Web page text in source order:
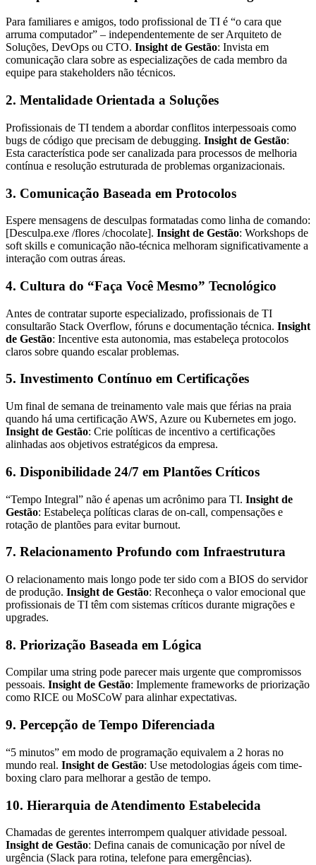
Para familiares e amigos, todo profissional de TI é “o cara que
arruma computador” – independentemente de ser Arquiteto de
Soluções, DevOps ou CTO. Insight de Gestão: Invista em
comunicação clara sobre as especializações de cada membro da
equipe para stakeholders não técnicos.
2. Mentalidade Orientada a Soluções
Profissionais de TI tendem a abordar conflitos interpessoais como
bugs de código que precisam de debugging. Insight de Gestão:
Esta característica pode ser canalizada para processos de melhoria
contínua e resolução estruturada de problemas organizacionais.
3. Comunicação Baseada em Protocolos
Espere mensagens de desculpas formatadas como linha de comando:
[Desculpa.exe /flores /chocolate]. Insight de Gestão: Workshops de
soft skills e comunicação não-técnica melhoram significativamente a
interação com outras áreas.
4. Cultura do “Faça Você Mesmo” Tecnológico
Antes de contratar suporte especializado, profissionais de TI
consultarão Stack Overflow, fóruns e documentação técnica. Insight
de Gestão: Incentive esta autonomia, mas estabeleça protocolos
claros sobre quando escalar problemas.
5. Investimento Contínuo em Certificações
Um final de semana de treinamento vale mais que férias na praia
quando há uma certificação AWS, Azure ou Kubernetes em jogo.
Insight de Gestão: Crie políticas de incentivo a certificações
alinhadas aos objetivos estratégicos da empresa.
6. Disponibilidade 24/7 em Plantões Críticos
“Tempo Integral” não é apenas um acrônimo para TI. Insight de
Gestão: Estabeleça políticas claras de on-call, compensações e
rotação de plantões para evitar burnout.
7. Relacionamento Profundo com Infraestrutura
O relacionamento mais longo pode ter sido com a BIOS do servidor
de produção. Insight de Gestão: Reconheça o valor emocional que
profissionais de TI têm com sistemas críticos durante migrações e
upgrades.
8. Priorização Baseada em Lógica
Compilar uma string pode parecer mais urgente que compromissos
pessoais. Insight de Gestão: Implemente frameworks de priorização
como RICE ou MoSCoW para alinhar expectativas.
9. Percepção de Tempo Diferenciada
“5 minutos” em modo de programação equivalem a 2 horas no
mundo real. Insight de Gestão: Use metodologias ágeis com time-
boxing claro para melhorar a gestão de tempo.
10. Hierarquia de Atendimento Estabelecida
Chamadas de gerentes interrompem qualquer atividade pessoal.
Insight de Gestão: Defina canais de comunicação por nível de
urgência (Slack para rotina, telefone para emergências).